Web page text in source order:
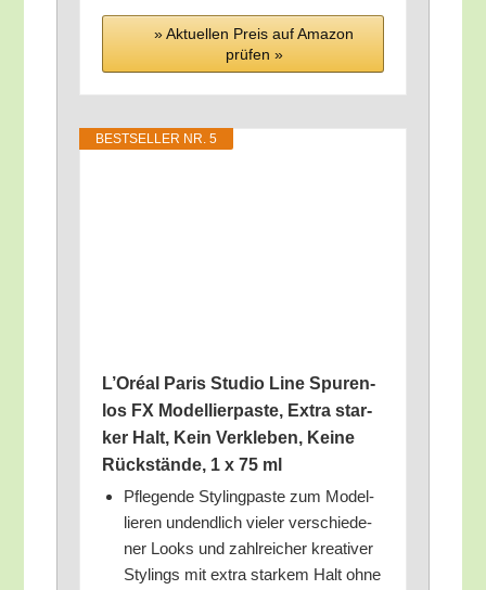
» Aktu­el­len Preis auf Ama­zon
prü­fen »
BEST­SEL­LER NR. 5
L’O­ré­al Paris Stu­dio Line Spu­ren­
los FX Model­lier­pas­te, Extra star­
ker Halt, Kein Ver­kle­ben, Kei­ne
Rück­stän­de, 1 x 75 ml
Pfle­gen­de Sty­ling­pas­te zum Model­
lie­ren undend­lich vie­ler ver­schie­de­
ner Looks und zahl­rei­cher krea­ti­ver
Sty­lings mit extra star­kem Halt ohne